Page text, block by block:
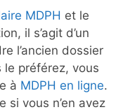
MDPH et le
il s’agit d’un
l’ancien dossier
le préférez, vous
à MDPH en ligne.
si vous n’en avez